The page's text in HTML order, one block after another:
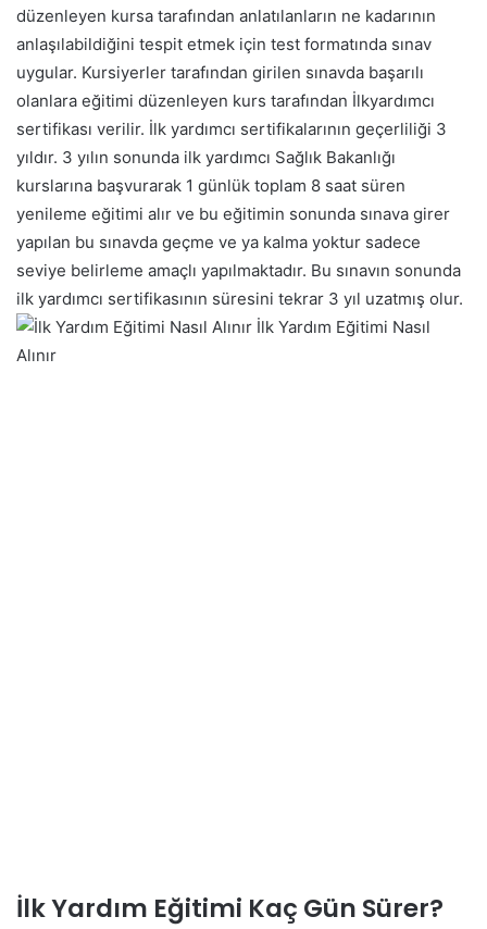
düzenleyen kursa tarafından anlatılanların ne kadarının
anlaşılabildiğini tespit etmek için test formatında sınav
uygular. Kursiyerler tarafından girilen sınavda başarılı
olanlara eğitimi düzenleyen kurs tarafından İlkyardımcı
sertifikası verilir. İlk yardımcı sertifikalarının geçerliliği 3
yıldır. 3 yılın sonunda ilk yardımcı Sağlık Bakanlığı
kurslarına başvurarak 1 günlük toplam 8 saat süren
yenileme eğitimi alır ve bu eğitimin sonunda sınava girer
yapılan bu sınavda geçme ve ya kalma yoktur sadece
seviye belirleme amaçlı yapılmaktadır. Bu sınavın sonunda
ilk yardımcı sertifikasının süresini tekrar 3 yıl uzatmış olur.
İlk Yardım Eğitimi Nasıl
Alınır
İlk Yardım Eğitimi Kaç Gün Sürer?